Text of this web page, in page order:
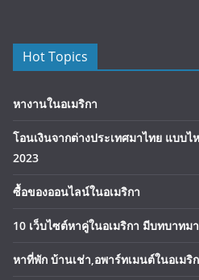
Hot Topics
หางานในอเมริกา
โอนเงินจากต่างประเทศมาไทย แบบ
2023
ซื้อของออนไลน์ในอเมริกา
10 เว็บไซต์หาคู่ในอเมริกา มีบทบาทม
หาที่พัก บ้านเช่า,อพาร์ทเมนต์ในอเมริ